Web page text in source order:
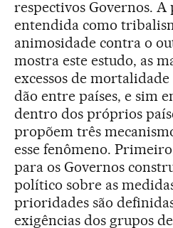
respectivos Governos. A
entendida como
animosidade contra o
mostra este estudo, as
excessos de
dão entre países, e sim
dentro dos próprios
propõem três
esse fenômeno.
para os Governos
político sobre as
prioridades são
exigências dos grupos